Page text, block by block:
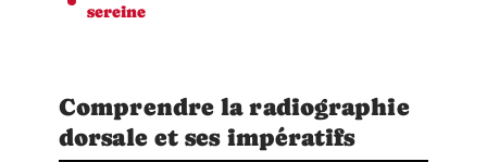
sereine
Comprendre la radiographie
dorsale et ses impératifs